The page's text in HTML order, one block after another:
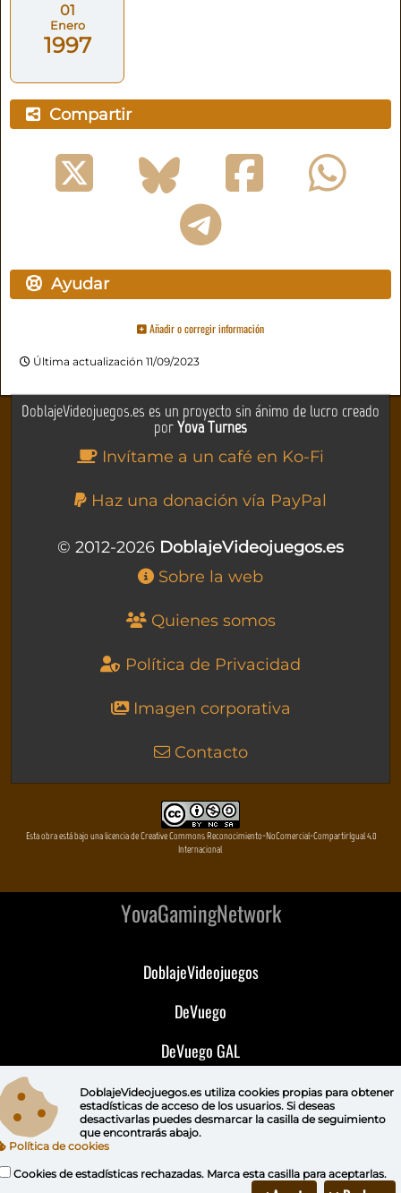
01
Enero
1997
Compartir
Ayudar
Añadir o corregir información
Última actualización 11/09/2023
DoblajeVideojuegos.es es un proyecto sin ánimo de lucro creado
porYova Turnes
Invítame a un café en Ko-Fi
Haz una donación vía PayPal
© 2012-2026 DoblajeVideojuegos.es
Sobre la web
Quienes somos
Política de Privacidad
Imagen corporativa
Contacto
Esta obra está bajo una licencia de Creative Commons Reconocimiento-NoComercial-CompartirIgual 4.0
Internacional
YovaGamingNetwork
DoblajeVideojuegos
DeVuego
DeVuego GAL
DeVuego LATAM
DeVuego Portugal
DoblajeVideojuegos.es utiliza cookies propiaspara obtener
estadísticas de acceso de los usuarios. Si deseas
desactivarlas puedes desmarcar la casilla de seguimiento
que encontrarás abajo.
Política de cookies
Cookies de estadísticas rechazadas. Marca esta casilla para aceptarlas.